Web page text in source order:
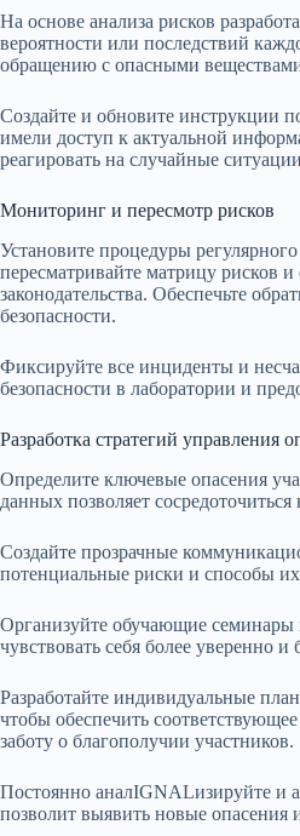
На основе анализа рисков
вероятности или последствий
обращению с опасными
Создайте и обновите инструкции
имели доступ к актуальной
реагировать на случайные
Мониторинг и пересмотр рисков
Установите процедуры
пересматривайте матрицу рисков
законодательства. Обеспечьте
безопасности.
Фиксируйте все инциденты и
безопасности в лаборатории и
Разработка стратегий управления
Определите ключевые опасения
данных позволяет
Создайте прозрачные
потенциальные риски и способы
Организуйте обучающие семинары
чувствовать себя более уверенно
Разработайте индивидуальные
чтобы обеспечить
заботу о благополучии участников.
Постоянно аналIGNALизируйте и
позволит выявить новые опасения